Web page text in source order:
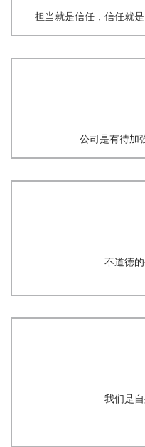
担当就是信任，信任就
公司是有待加
不道德的
我们是自